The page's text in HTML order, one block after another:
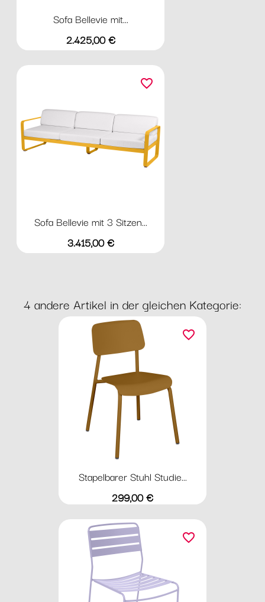
Sofa Bellevie mit...
Preis
2.425,00 €
Sofa Bellevie mit 3 Sitzen...
Preis
3.415,00 €
favorite_border
4 andere Artikel in der gleichen Kategorie:
Stapelbarer Stuhl Studie...
Preis
299,00 €
favorite_border
favorite_border